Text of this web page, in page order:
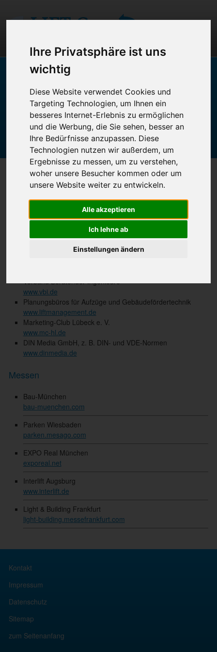
Ihre Privatsphäre ist uns
wichtig
Diese Website verwendet Cookies und
Targeting Technologien, um Ihnen ein
besseres Internet-Erlebnis zu ermöglichen
und die Werbung, die Sie sehen, besser an
Ihre Bedürfnisse anzupassen. Diese
Technologien nutzen wir außerdem, um
Ergebnisse zu messen, um zu verstehen,
woher unsere Besucher kommen oder um
unsere Website weiter zu entwickeln.
Alle akzeptieren
Ich lehne ab
Einstellungen ändern
Startseite
Leistungen
Rechte & Pflichten
Service-Center
Kontakt
Downloads
Links
Partner
Verband Beratender Ingenieure
www.vbi.de
Planungsbüros für Aufzüge und Gebäudefördertechnik
www.liftmanagement.de
Marketing-Club Lübeck e. V.
www.mc-hl.de
DIN Media GmbH, z. B. DIN- und VDE-Normen
www.dinmedia.de
Messen
Bau-München
bau-muenchen.com
Parken Wiesbaden
parken.mesago.com
EXPO Real München
exporeal.net
Interlift Augsburg
www.interlift.de
Light & Building Frankfurt
light-building.messefrankfurt.com
Kontakt
Impressum
Datenschutz
Sitemap
zum Seitenanfang